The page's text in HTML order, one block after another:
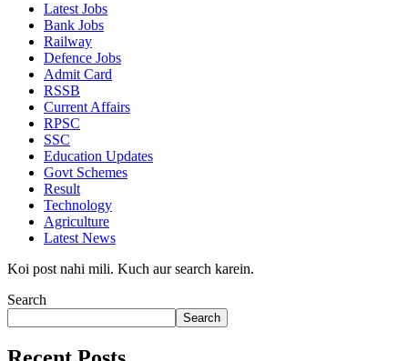
Latest Jobs
Bank Jobs
Railway
Defence Jobs
Admit Card
RSSB
Current Affairs
RPSC
SSC
Education Updates
Govt Schemes
Result
Technology
Agriculture
Latest News
Koi post nahi mili. Kuch aur search karein.
Search
Search